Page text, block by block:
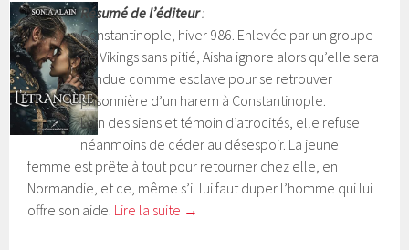
Résumé de l’éditeur:
Constantinople, hiver 986. Enlevée par un groupe
de Vikings sans pitié, Aisha ignore alors qu’elle sera
vendue comme esclave pour se retrouver
prisonnière d’un harem à Constantinople.
Loin des siens et témoin d’atrocités, elle refuse
néanmoins de céder au désespoir. La jeune
femme est prête à tout pour retourner chez elle, en
Normandie, et ce, même s’il lui faut duper l’homme qui lui
offre son aide. Lire la suite →